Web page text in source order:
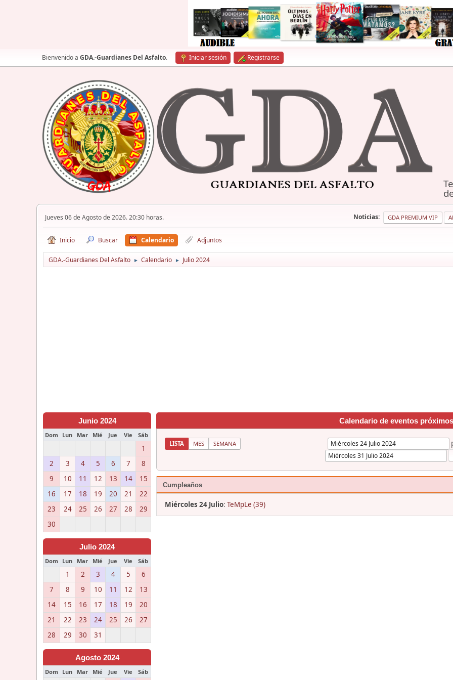
Bienvenido a GDA.-Guardianes Del Asfalto. Iniciar sesión Registrarse
Jueves 06 de Agosto de 2026. 20:30 horas. Noticias: GDA PREMIUM VIP
Inicio Buscar Calendario Adjuntos
GDA.-Guardianes Del Asfalto ► Calendario ► Julio 2024
Junio 2024
Dom Lun Mar Mié Jue Vie Sáb
1
2
3 4 5 6 7
8
9
10 11 12 13 14
15
16
17 18 19 20 21
22
23
24 25 26 27 28
29
30
Julio 2024
Dom Lun Mar Mié Jue Vie Sáb
1 2 3 4 5
6
7
8 9 10 11 12
13
14
15 16 17 18 19
20
21
22 23 24 25 26
27
28
29 30 31
Agosto 2024
Dom Lun Mar Mié Jue Vie Sáb
Calendario de eventos próximos
LISTA MES SEMANA
Cumpleaños
Miércoles 24 Julio: TeMpLe (39)